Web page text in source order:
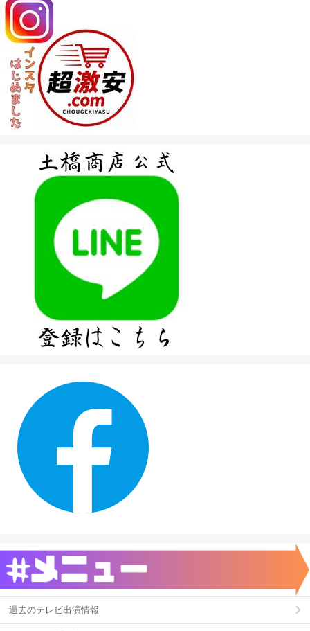
過去のテレビ出演情報